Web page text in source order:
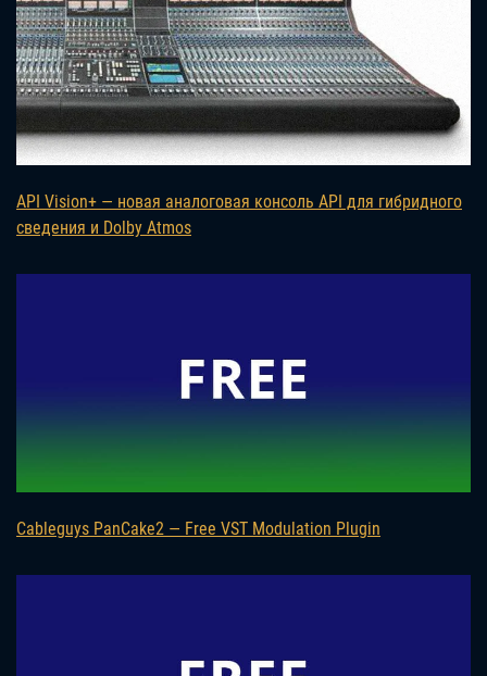
API Vision+ — новая аналоговая консоль API для гибридного
сведения и Dolby Atmos
Cableguys PanCake2 — Free VST Modulation Plugin